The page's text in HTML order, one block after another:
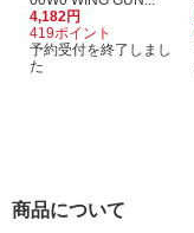
4,182円
419ポイント
予約受付を終了しまし
た
商品について